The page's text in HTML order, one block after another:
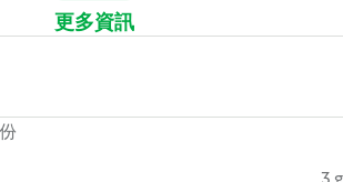
更多資訊